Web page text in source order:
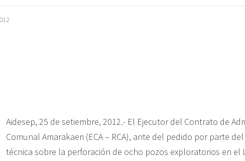
Aidesep, 25 de setiembre, 2012.- El Ejecutor del Contrato de
Comunal Amarakaeri (ECA – RCA), ante del pedido por parte
técnica sobre la perforación de ocho pozos exploratorios en el